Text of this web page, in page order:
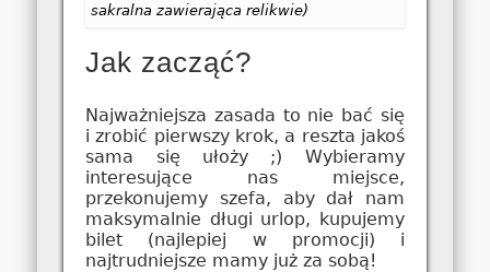
sakralna zawierająca relikwie)
Jak zacząć?
Najważniejsza zasada to nie bać się
i zrobić pierwszy krok, a reszta jakoś
sama się ułoży ;) Wybieramy
interesujące nas miejsce,
przekonujemy szefa, aby dał nam
maksymalnie długi urlop, kupujemy
bilet (najlepiej w promocji) i
najtrudniejsze mamy już za sobą!